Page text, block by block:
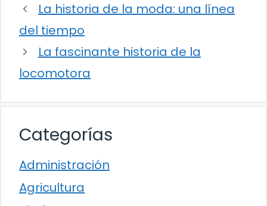
La historia de la moda: una línea
del tiempo
La fascinante historia de la
locomotora
Categorías
Administración
Agricultura